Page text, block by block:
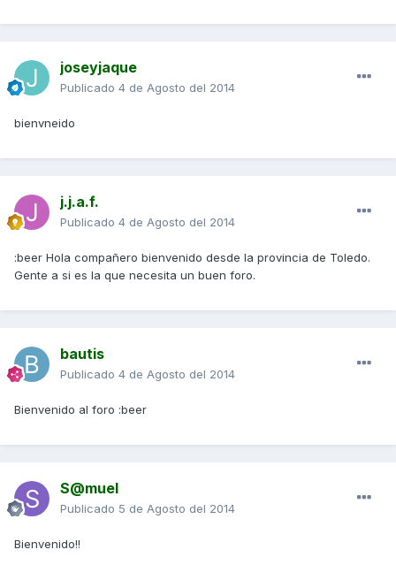
joseyjaque
Publicado 4 de Agosto del 2014
bienvneido
j.j.a.f.
Publicado 4 de Agosto del 2014
:beer Hola compañero bienvenido desde la provincia de Toledo.
Gente a si es la que necesita un buen foro.
bautis
Publicado 4 de Agosto del 2014
Bienvenido al foro :beer
S@muel
Publicado 5 de Agosto del 2014
Bienvenido!!